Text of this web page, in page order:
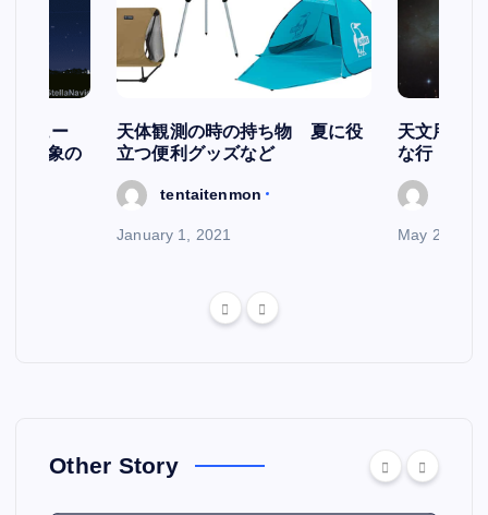
ジュー
文現象の
天体観測の時の持ち物 夏に役
立つ便利グッズなど
tentaitenmon
January 1, 2021
天文用語
な行
May 29,
Other Story